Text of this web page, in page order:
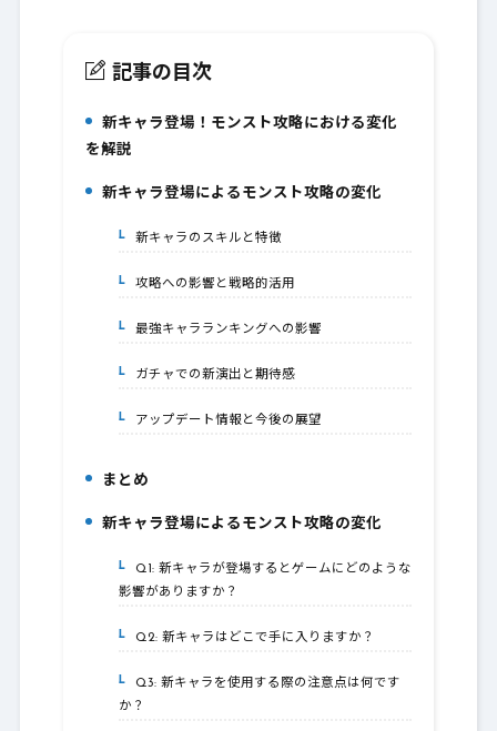
記事の目次
新キャラ登場！モンスト攻略における変化
を解説
2.新キャラ登場によるモンスト攻略の変化
2-1.新キャラのスキルと特徴
2-2.攻略への影響と戦略的活用
2-3.最強キャラランキングへの影響
2-4.ガチャでの新演出と期待感
2-5.アップデート情報と今後の展望
まとめ
4.新キャラ登場によるモンスト攻略の変化
4-1.Q1: 新キャラが登場するとゲームにどのような
影響がありますか？
4-2.Q2: 新キャラはどこで手に入りますか？
4-3.Q3: 新キャラを使用する際の注意点は何です
か？